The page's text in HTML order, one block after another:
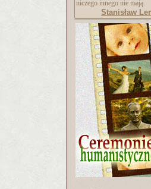
niczego innego nie mają.
Stanisław